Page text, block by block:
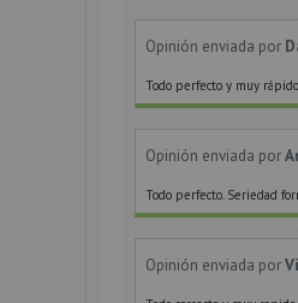
Opinión enviada por
Todo perfecto y muy
Opinión enviada por
Todo perfecto. Seriedad
Opinión enviada por